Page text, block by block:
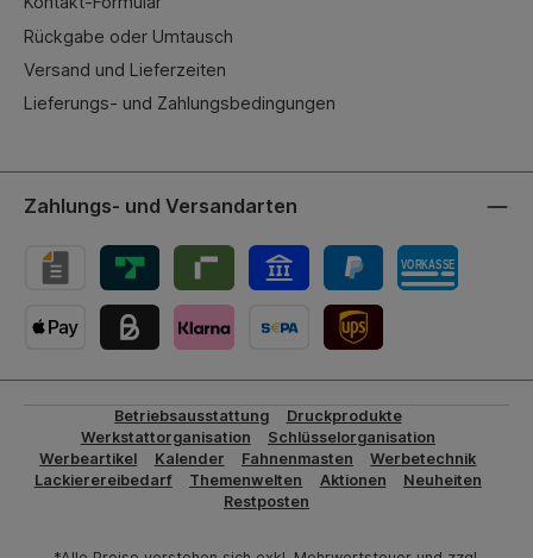
Rückgabe oder Umtausch
Versand und Lieferzeiten
Lieferungs- und Zahlungsbedingungen
Zahlungs- und Versandarten
Betriebsausstattung
Druckprodukte
Werkstattorganisation
Schlüsselorganisation
Werbeartikel
Kalender Fahnenmasten
Werbetechnik
Lackierereibedarf
Themenwelten Aktionen
Neuheiten
Restposten